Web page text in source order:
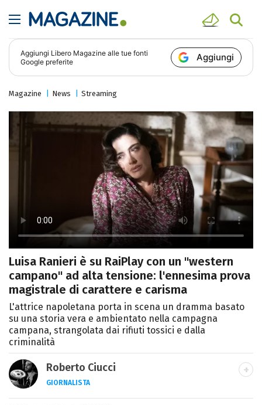
Aggiungi Libero Magazine alle tue fonti
Google preferite
Aggiungi
Magazine News Streaming
Luisa Ranieri è su RaiPlay con un "western
campano" ad alta tensione: l'ennesima prova
magistrale di carattere e carisma
L'attrice napoletana porta in scena un dramma basato
su una storia vera e ambientato nella campagna
campana, strangolata dai rifiuti tossici e dalla
criminalità
Roberto Ciucci
GIORNALISTA
INSTAGRAM
FACEBOOK